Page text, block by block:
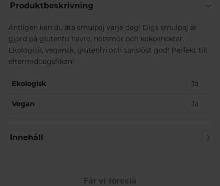
Produktbeskrivning
Äntligen kan du äta smulpaj varje dag! Digs smulpaj är
gjord på glutenfri havre, nötsmör och kokosnektar.
Ekologisk, vegansk, glutenfri och sanslöst god! Perfekt till
eftermiddagsfikan!
Ekologisk Ja
Vegan Ja
Innehåll
Får vi föreslå